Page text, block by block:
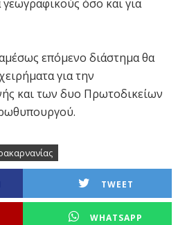
όσο και για
επόμενο διάστημα θα
για την
και των δυο Πρωτοδικείων
TWEET
WHATSAPP